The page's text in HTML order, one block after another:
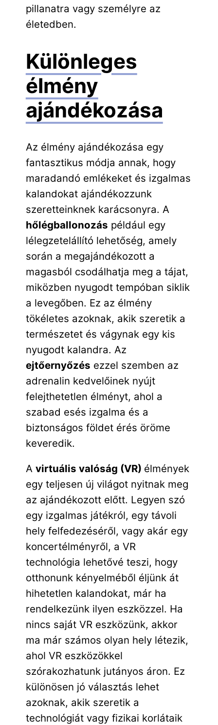
pillanatra vagy személyre az
életedben.
Különleges
élmény
ajándékozása
Az élmény ajándékozása egy
fantasztikus módja annak, hogy
maradandó emlékeket és izgalmas
kalandokat ajándékozzunk
szeretteinknek karácsonyra. A
hőlégballonozás például egy
lélegzetelállító lehetőség, amely
során a megajándékozott a
magasból csodálhatja meg a tájat,
miközben nyugodt tempóban siklik
a levegőben. Ez az élmény
tökéletes azoknak, akik szeretik a
természetet és vágynak egy kis
nyugodt kalandra. Az
ejtőernyőzés ezzel szemben az
adrenalin kedvelőinek nyújt
felejthetetlen élményt, ahol a
szabad esés izgalma és a
biztonságos földet érés öröme
keveredik.
A virtuális valóság (VR) élmények
egy teljesen új világot nyitnak meg
az ajándékozott előtt. Legyen szó
egy izgalmas játékról, egy távoli
hely felfedezéséről, vagy akár egy
koncertélményről, a VR
technológia lehetővé teszi, hogy
otthonunk kényelméből éljünk át
hihetetlen kalandokat, már ha
rendelkezünk ilyen eszközzel. Ha
nincs saját VR eszközünk, akkor
ma már számos olyan hely létezik,
ahol VR eszközökkel
szórakozhatunk jutányos áron. Ez
különösen jó választás lehet
azoknak, akik szeretik a
technológiát vagy fizikai korlátaik